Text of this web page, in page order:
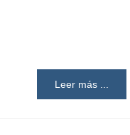
Leer más ...